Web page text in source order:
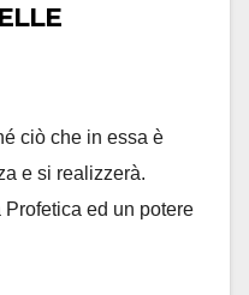
ciò che in essa è
e si realizzerà.
ed un potere